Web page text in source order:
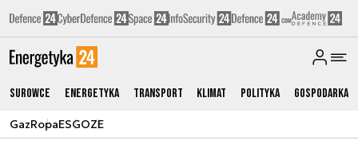
Surowce Energetyka Transport Klimat Polityka Gospodarka
GazRopaESGOZE